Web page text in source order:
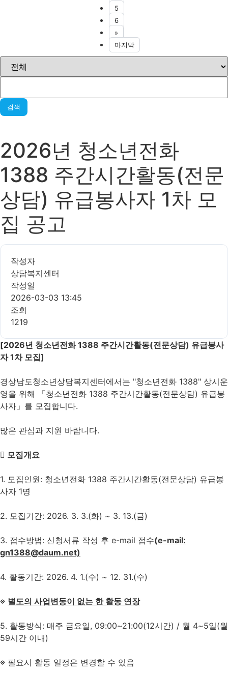
5
6
»
마지막
검색
2026년 청소년전화
1388 주간시간활동(전문
상담) 유급봉사자 1차 모
집 공고
작성자
상담복지센터
작성일
2026-03-03 13:45
조회
1219
[2026년 청소년전화 1388 주간시간활동(전문상담) 유급봉사
자 1차 모집]
경상남도청소년상담복지센터에서는 "청소년전화 1388" 상시운
영을 위해 「청소년전화 1388 주간시간활동(전문상담) 유급봉
사자」를 모집합니다.
많은 관심과 지원 바랍니다.
 모집개요
1. 모집인원: 청소년전화 1388 주간시간활동(전문상담) 유급봉
사자 1명
2. 모집기간: 2026. 3. 3.(화) ~ 3. 13.(금)
3. 접수방법: 신청서류 작성 후 e-mail 접수(e-mail:
gn1388@daum.net)
4. 활동기간: 2026. 4. 1.(수) ~ 12. 31.(수)
※ 별도의 사업변동이 없는 한 활동 연장
5. 활동방식: 매주 금요일, 09:00~21:00(12시간) / 월 4~5일(월
59시간 이내)
※ 필요시 활동 일정은 변경할 수 있음